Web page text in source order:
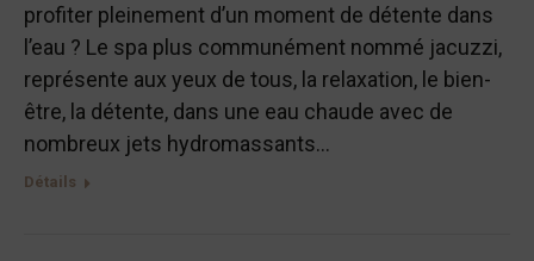
profiter pleinement d’un moment de détente dans
l’eau ? Le spa plus communément nommé jacuzzi,
représente aux yeux de tous, la relaxation, le bien-
être, la détente, dans une eau chaude avec de
nombreux jets hydromassants…
Détails